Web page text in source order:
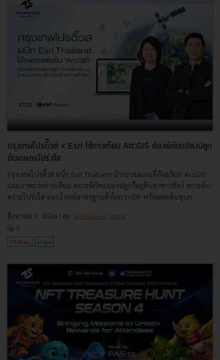
กรุงเทพโปรดิ๊วส x Esri ใช้ดาวเทียม ArcGIS ส่องพิกัดแปลงปลูก
ดันเกษตรโปร่งใส
กรุงเทพโปรดิ๊วส ผนึก Esri Thailand นำระบบแผนที่อัจฉริยะ 'ArcGIS'
และภาพถ่ายดาวเทียม ตรวจพิกัดแปลงปลูกวัตถุดิบอาหารสัตว์ ยกระดับ
ความโปร่งใส ตอบโจทย์มาตรฐานค้าโลก EUDR พร้อมลดต้นทุนก...
สิงหาคม 7, 2026 | By Techsauce Team
0
PR News arcgis